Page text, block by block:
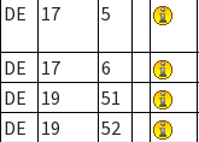
DE 17 5
DE 17 6
DE
19 51
DE
19 52